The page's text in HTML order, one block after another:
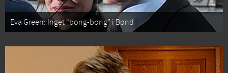
Eva Green: Inget “bong-bong” i Bond